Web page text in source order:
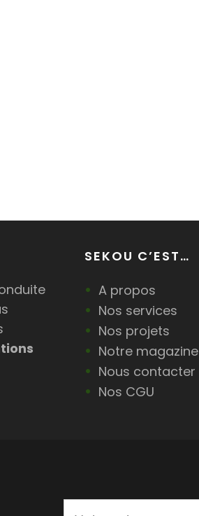
SEKOU C’EST…
A propos
Nos services
Nos projets
Notre magazine
Nous contacter
Nos CGU